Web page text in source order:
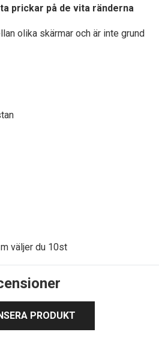
prickar på de vita ränderna
olika skärmar och är inte grund
väljer du 10st
PRODUKT